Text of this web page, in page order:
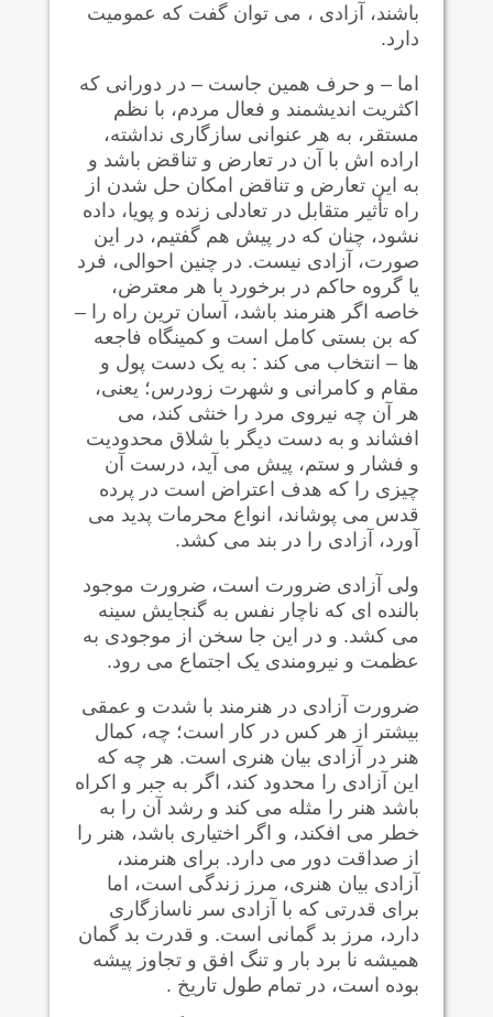
باشند، آزادی ، می توان گفت که عمومیت
دارد.
اما – و حرف همین جاست – در دورانی که
اکثریت اندیشمند و فعال مردم، با نظم
مستقر، به هر عنوانی سازگاری نداشته،
اراده اش با آن در تعارض و تناقض باشد و
به این تعارض و تناقض امکان حل شدن از
راه تأثیر متقابل در تعادلی زنده و پویا، داده
نشود، چنان که در پیش هم گفتیم، در این
صورت، آزادی نیست. در چنین احوالی، فرد
یا گروه حاکم در برخورد با هر معترض،
خاصه اگر هنرمند باشد، آسان ترین راه را –
که بن بستی کامل است و کمینگاه فاجعه
ها – انتخاب می کند : به یک دست پول و
مقام و کامرانی و شهرت زودرس؛ یعنی،
هر آن چه نیروی مرد را خنثی کند، می
افشاند و به دست دیگر با شلاق محدودیت
و فشار و ستم، پیش می آید، درست آن
چیزی را که هدف اعتراض است در پرده
قدس می پوشاند، انواع محرمات پدید می
آورد، آزادی را در بند می کشد.
ولی آزادی ضرورت است، ضرورت موجود
بالنده ای که ناچار نفس به گنجایش سینه
می کشد. و در این جا سخن از موجودی به
عظمت و نیرومندی یک اجتماع می رود.
ضرورت آزادی در هنرمند با شدت و عمقی
بیشتر از هر کس در کار است؛ چه، کمال
هنر در آزادی بیان هنری است. هر چه که
این آزادی را محدود کند، اگر به جبر و اکراه
باشد هنر را مثله می کند و رشد آن را به
خطر می افکند، و اگر اختیاری باشد، هنر را
از صداقت دور می دارد. برای هنرمند،
آزادی بیان هنری، مرز زندگی است، اما
برای قدرتی که با آزادی سر ناسازگاری
دارد، مرز بد گمانی است. و قدرت بد گمان
همیشه نا برد بار و تنگ افق و تجاوز پیشه
بوده است، در تمام طول تاریخ .